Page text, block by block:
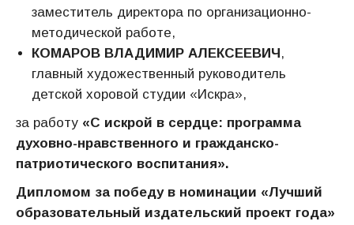
заместитель директора по организационно-
методической работе,
КОМАРОВ ВЛАДИМИР АЛЕКСЕЕВИЧ,
главный художественный руководитель
детской хоровой студии «Искра»,
за работу «С искрой в сердце: программа
духовно-нравственного и гражданско-
патриотического воспитания».
Дипломом за победу в номинации «Лучший
образовательный издательский проект года»